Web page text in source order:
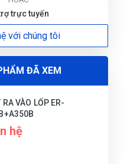
nhanh chóng, mình chỉ
như v thôi
trực tuyến
với chúng tôi
ĐÃ XEM
RA VÀO LỐP ER-
hệ